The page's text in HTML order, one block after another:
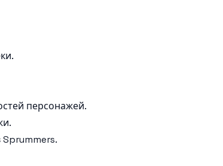
персонажей.